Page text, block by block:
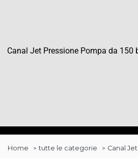
Canal Jet Pressione Pompa da 150
Home tutte le categorie Canal Jet